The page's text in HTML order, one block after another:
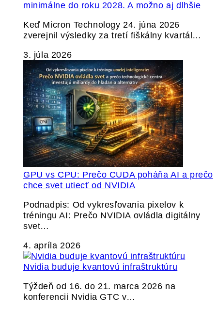
minimálne do roku 2028. A možno aj dlhšie
Keď Micron Technology 24. júna 2026
zverejnil výsledky za tretí fiškálny kvartál…
3. júla 2026
GPU vs CPU: Prečo CUDA poháňa AI a prečo
chce svet utiecť od NVIDIA
Podnadpis: Od vykresľovania pixelov k
tréningu AI: Prečo NVIDIA ovládla digitálny
svet…
4. apríla 2026
Nvidia buduje kvantovú infraštruktúru
Týždeň od 16. do 21. marca 2026 na
konferencii Nvidia GTC v…